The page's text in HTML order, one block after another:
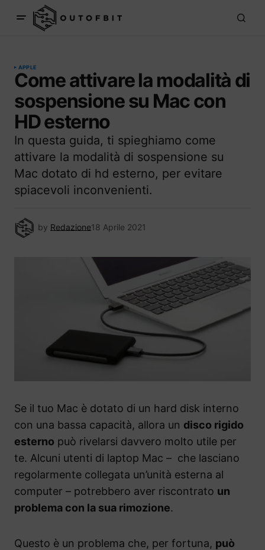
APPLE
Come attivare la modalità di
sospensione su Mac con
HD esterno
In questa guida, ti spieghiamo come
attivare la modalità di sospensione su
Mac dotato di hd esterno, per evitare
spiacevoli inconvenienti.
by Redazione18 Aprile 2021
Se il tuo Mac è dotato di un hard disk interno
con una bassa capacità, allora un disco rigido
esterno può rivelarsi davvero molto utile per
te. Alcuni utenti di laptop Mac – che lasciano
regolarmente collegata un’unità esterna al
computer – potrebbero aver riscontrato un
problema con la sua rimozione.
Questo è un problema che, per fortuna, può